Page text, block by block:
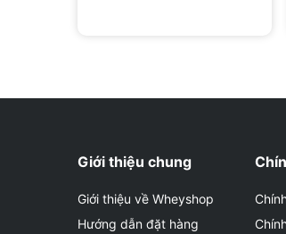
⇒ Tham khảo danh mục sản
Giới thiệu chung
Giới thiệu về Wheyshop
Hướng dẫn đặt hàng